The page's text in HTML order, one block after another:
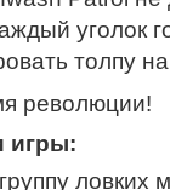
уголок
толпу
революции!
игры: